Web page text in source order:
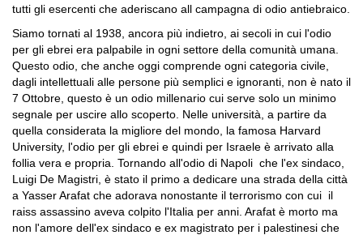
tutti gli esercenti che aderiscano all campagna di odio antiebraico.
Siamo tornati al 1938, ancora più indietro, ai secoli in cui l'odio
per gli ebrei era palpabile in ogni settore della comunità umana.
Questo odio, che anche oggi comprende ogni categoria civile,
dagli intellettuali alle persone più semplici e ignoranti, non è nato il
7 Ottobre, questo è un odio millenario cui serve solo un minimo
segnale per uscire allo scoperto. Nelle università, a partire da
quella considerata la migliore del mondo, la famosa Harvard
University, l'odio per gli ebrei e quindi per Israele è arrivato alla
follia vera e propria. Tornando all'odio di Napoli che l'ex sindaco,
Luigi De Magistri, è stato il primo a dedicare una strada della città
a Yasser Arafat che adorava nonostante il terrorismo con cui il
raiss assassino aveva colpito l'Italia per anni. Arafat è morto ma
non l'amore dell'ex sindaco e ex magistrato per i palestinesi che